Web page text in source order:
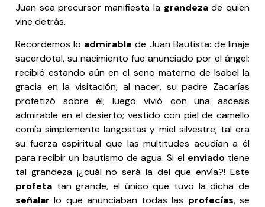
Juan sea precursor manifiesta la grandezade quien
vine detrás.
Recordemos lo admirable de Juan Bautista: de linaje
sacerdotal, su nacimiento fue anunciado por el ángel;
recibió estando aún en el seno materno de Isabel la
gracia en la visitación; al nacer, su padre Zacarías
profetizó sobre él; luego vivió con una ascesis
admirable en el desierto; vestido con piel de camello
comía simplemente langostas y miel silvestre; tal era
su fuerza espiritual que las multitudes acudían a él
para recibir un bautismo de agua. Si el enviadotiene
tal grandeza ¡¿cuál no será la del que envía?! Este
profeta tan grande, el único que tuvo la dicha de
señalar lo que anunciaban todas las profecías, se